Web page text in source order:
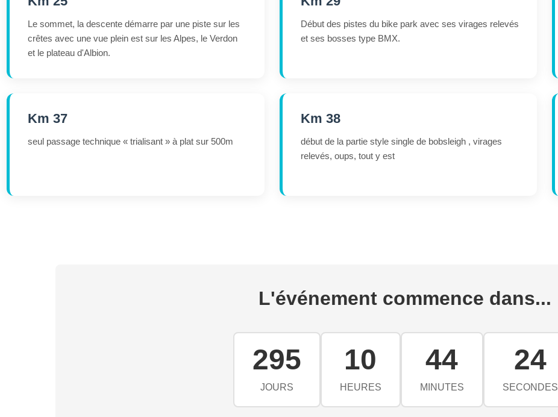
Le sommet, la descente démarre par une piste sur les
crêtes avec une vue plein est sur les Alpes, le Verdon
et le plateau d'Albion.
Début des pistes du bike park avec ses virages relevés
et ses bosses type BMX.
Km 37
seul passage technique « trialisant » à plat sur 500m
Km 38
début de la partie style single de bobsleigh , virages
relevés, oups, tout y est
L'événement commence dans...
295
JOURS
10
HEURES
44
MINUTES
22
SECONDES